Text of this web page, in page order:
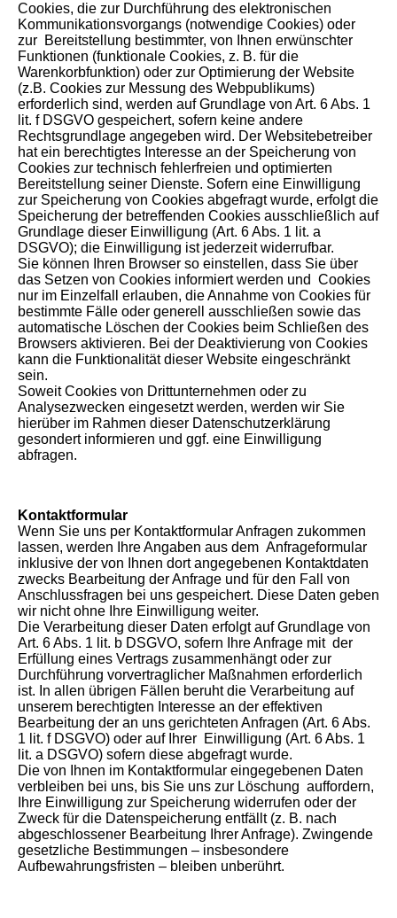
Cookies, die zur Durchführung des elektronischen
Kommunikationsvorgangs (notwendige Cookies) oder
zur Bereitstellung bestimmter, von Ihnen erwünschter
Funktionen (funktionale Cookies, z. B. für die
Warenkorbfunktion) oder zur Optimierung der Website
(z.B. Cookies zur Messung des Webpublikums)
erforderlich sind, werden auf Grundlage von Art. 6 Abs. 1
lit. f DSGVO gespeichert, sofern keine andere
Rechtsgrundlage angegeben wird. Der Websitebetreiber
hat ein berechtigtes Interesse an der Speicherung von
Cookies zur technisch fehlerfreien und optimierten
Bereitstellung seiner Dienste. Sofern eine Einwilligung
zur Speicherung von Cookies abgefragt wurde, erfolgt die
Speicherung der betreffenden Cookies ausschließlich auf
Grundlage dieser Einwilligung (Art. 6 Abs. 1 lit. a
DSGVO); die Einwilligung ist jederzeit widerrufbar.
Sie können Ihren Browser so einstellen, dass Sie über
das Setzen von Cookies informiert werden und Cookies
nur im Einzelfall erlauben, die Annahme von Cookies für
bestimmte Fälle oder generell ausschließen sowie das
automatische Löschen der Cookies beim Schließen des
Browsers aktivieren. Bei der Deaktivierung von Cookies
kann die Funktionalität dieser Website eingeschränkt
sein.
Soweit Cookies von Drittunternehmen oder zu
Analysezwecken eingesetzt werden, werden wir Sie
hierüber im Rahmen dieser Datenschutzerklärung
gesondert informieren und ggf. eine Einwilligung
abfragen.
Kontaktformular
Wenn Sie uns per Kontaktformular Anfragen zukommen
lassen, werden Ihre Angaben aus dem Anfrageformular
inklusive der von Ihnen dort angegebenen Kontaktdaten
zwecks Bearbeitung der Anfrage und für den Fall von
Anschlussfragen bei uns gespeichert. Diese Daten geben
wir nicht ohne Ihre Einwilligung weiter.
Die Verarbeitung dieser Daten erfolgt auf Grundlage von
Art. 6 Abs. 1 lit. b DSGVO, sofern Ihre Anfrage mit der
Erfüllung eines Vertrags zusammenhängt oder zur
Durchführung vorvertraglicher Maßnahmen erforderlich
ist. In allen übrigen Fällen beruht die Verarbeitung auf
unserem berechtigten Interesse an der effektiven
Bearbeitung der an uns gerichteten Anfragen (Art. 6 Abs.
1 lit. f DSGVO) oder auf Ihrer Einwilligung (Art. 6 Abs. 1
lit. a DSGVO) sofern diese abgefragt wurde.
Die von Ihnen im Kontaktformular eingegebenen Daten
verbleiben bei uns, bis Sie uns zur Löschung auffordern,
Ihre Einwilligung zur Speicherung widerrufen oder der
Zweck für die Datenspeicherung entfällt (z. B. nach
abgeschlossener Bearbeitung Ihrer Anfrage). Zwingende
gesetzliche Bestimmungen – insbesondere
Aufbewahrungsfristen – bleiben unberührt.